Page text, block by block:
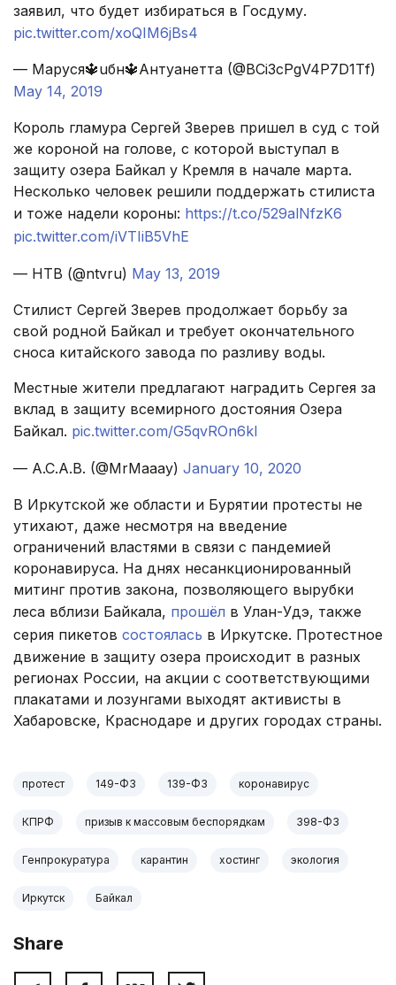
заявил, что будет избираться в Госдуму.
pic.twitter.com/xoQIM6jBs4
— Мapycя🔱uбн🔱Aнтyaнeттa (@BCi3cPgV4P7D1Tf)
May 14, 2019
Король гламура Сергей Зверев пришел в суд с той
же короной на голове, с которой выступал в
защиту озера Байкал у Кремля в начале марта.
Несколько человек решили поддержать стилиста
и тоже надели короны: https://t.co/529alNfzK6
pic.twitter.com/iVTIiB5VhE
— НТВ (@ntvru) May 13, 2019
Стилист Сергей Зверев продолжает борьбу за
свой родной Байкал и требует окончательного
сноса китайского завода по разливу воды.
Местные жители предлагают наградить Сергея за
вклад в защиту всемирного достояния Озера
Байкал. pic.twitter.com/G5qvROn6kl
— A.C.A.B. (@MrMaaay) January 10, 2020
В Иркутской же области и Бурятии протесты не
утихают, даже несмотря на введение
ограничений властями в связи с пандемией
коронавируса. На днях несанкционированный
митинг против закона, позволяющего вырубки
леса вблизи Байкала, прошёл в Улан-Удэ, также
серия пикетов состоялась в Иркутске. Протестное
движение в защиту озера происходит в разных
регионах России, на акции с соответствующими
плакатами и лозунгами выходят активисты в
Хабаровске, Краснодаре и других городах страны.
протест 149-ФЗ 139-ФЗ коронавирус
КПРФ призыв к массовым беспорядкам 398-ФЗ
Генпрокуратура карантин хостинг экология
Иркутск Байкал
Share